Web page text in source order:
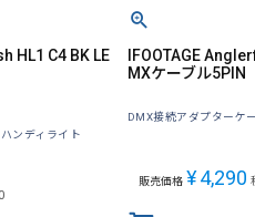
HL1 C4 BK LE
ンディライト
IFOOTAGE
MXケーブル5PIN
DMX接続アダプターケ
販売価格 ¥4,290